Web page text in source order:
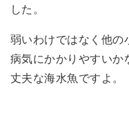
した。
弱いわけではなく他の
病気にかかりやすいか
丈夫な海水魚ですよ。